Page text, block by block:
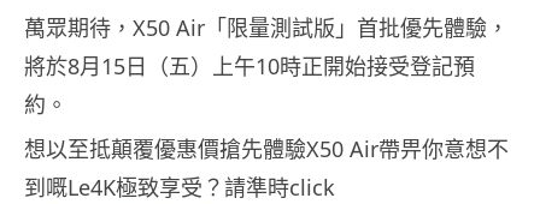
萬眾期待，X50 Air「限量測試版」首批優先體驗，
將於8月15日（五）上午10時正開始接受登記預
約。
想以至抵顛覆優惠價搶先體驗X50 Air帶畀你意想不
到嘅Le4K極致享受？請準時click